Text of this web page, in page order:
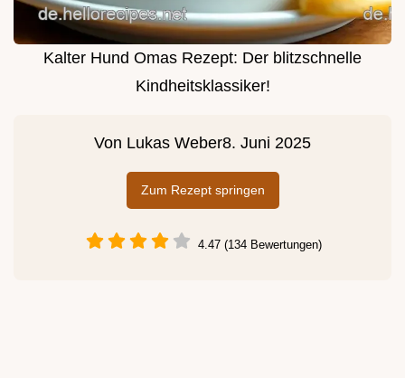
Kalter Hund Omas Rezept: Der blitzschnelle
Kindheitsklassiker!
Von Lukas Weber8. Juni 2025
Zum Rezept springen
4.47 (134 Bewertungen)